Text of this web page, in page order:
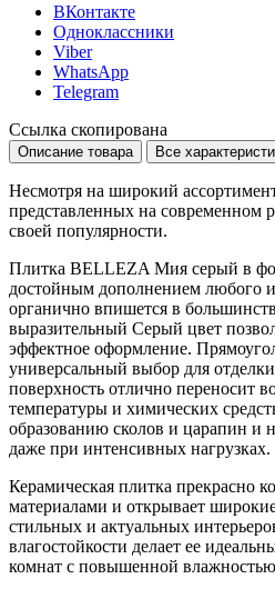
ВКонтакте
Одноклассники
Viber
WhatsApp
Telegram
Ссылка скопирована
Описание товара Все
Несмотря на широкий
представленных на современном
своей популярности.
Плитка BELLEZA Мия серый в
достойным дополнением любого
органично впишется в
выразительный Серый цвет
эффектное оформление.
универсальный выбор для
поверхность отлично переносит
температуры и химических
образованию сколов и царапин и
даже при интенсивных нагрузках.
Керамическая плитка прекрасно
материалами и открывает
стильных и актуальных
влагостойкости делает ее
комнат с повышенной